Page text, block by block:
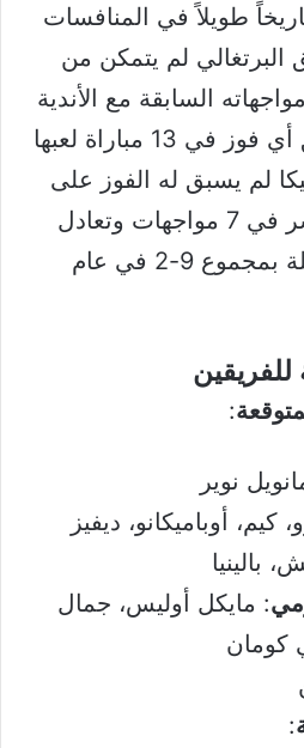
طويلاً في المنافسات
البرتغالي لم يتمكن من
السابقة مع الأندية
الألمانية، كما لم يحقق أي فوز في 13 مباراة لعبها
لم يسبق له الفوز على
بايرن ميونخ، حيث خسر في 7 مواجهات وتعادل
في 3، منها هزيمة ثقيلة بمجموع 9-2 في عام
للفريقين
:
نوير
كيم، أوباميكانو، ديفيز
بالينيا
: مايكل أوليس، جمال
كومان
: